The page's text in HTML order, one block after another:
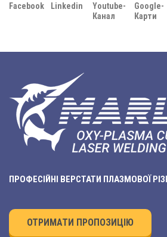
Facebook Linkedin
Youtube-
Канал
Google-
Карти
ПРОФЕСІЙНІ ВЕРСТАТИ ПЛАЗМОВОЇ
ОТРИМАТИ ПРОПОЗИЦІЮ